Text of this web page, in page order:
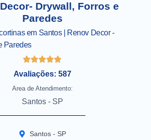
Drywall, Forros e
Paredes
em Santos | Renov Decor -
Paredes
Avaliações: 587
Area de Atendimento:
Santos - SP
Santos - SP